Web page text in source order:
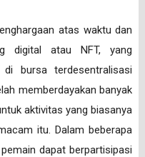
atas waktu dan
digital atau NFT, yang
di bursa terdesentralisasi
memberdayakan banyak
aktivitas yang biasanya
itu. Dalam beberapa
dapat berpartisipasi